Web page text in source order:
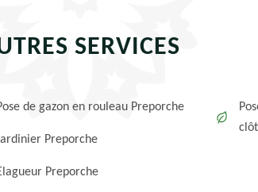
SERVICES
de gazon en rouleau Preporche
Preporche
Preporche